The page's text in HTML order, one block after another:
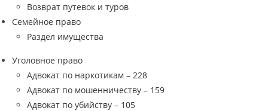
Возврат путевок и туров
Семейное право
Раздел имущества
Уголовное право
Адвокат по наркотикам – 228
Адвокат по мошенничеству – 159
Адвокат по убийству – 105